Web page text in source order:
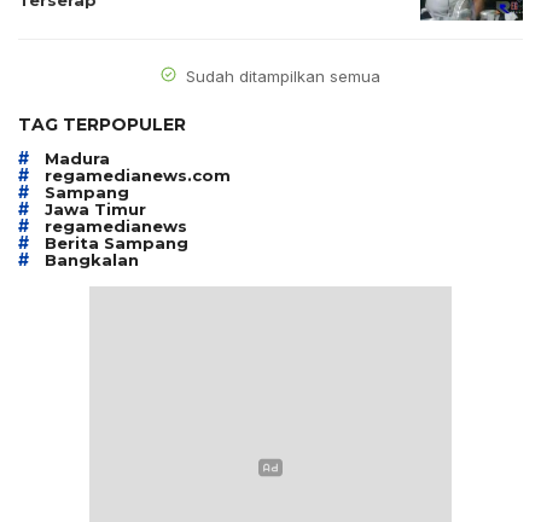
Sudah ditampilkan semua
TAG TERPOPULER
# Madura
# regamedianews.com
# Sampang
# Jawa Timur
# regamedianews
# Berita Sampang
# Bangkalan